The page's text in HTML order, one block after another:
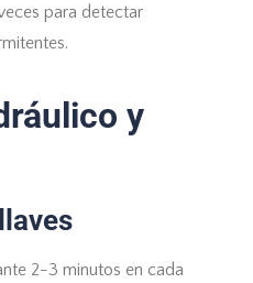
para detectar
y
2-3 minutos en cada